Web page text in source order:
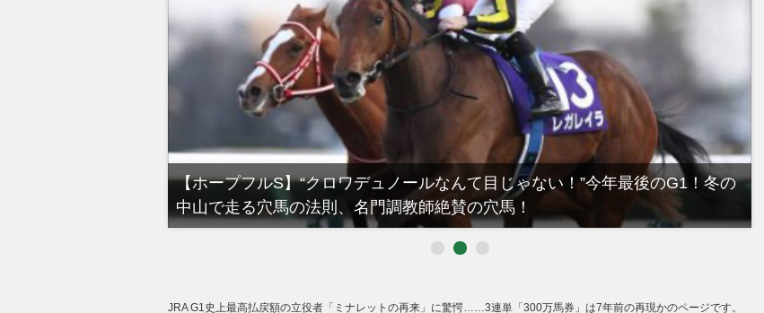
！”今年最後のG1！冬の
【有馬記念】武豊×ドウデュースを逆転できる候補3頭！と絶対に馬券に加え
るべき“隠れ穴馬！”
JRA G1史上最高払戻額の立役者「ミナレットの再来」に驚愕……3連単「300万馬券」は7年前の再現かのページです。